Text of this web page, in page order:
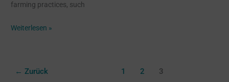
farming practices, such
Weiterlesen »
← Zurück 1 2 3